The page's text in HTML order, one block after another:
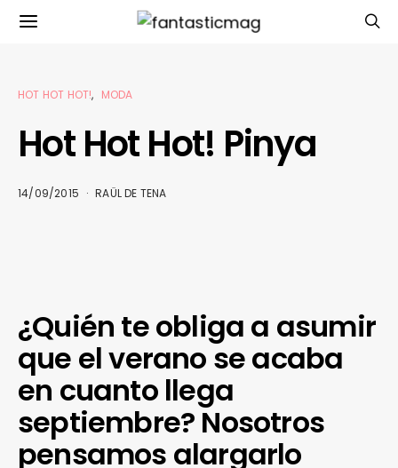
HOT HOT HOT! MODA
Hot Hot Hot! Pinya
14/09/2015 RAÜL DE TENA
¿Quién te obliga a asumir
que el verano se acaba
en cuanto llega
septiembre? Nosotros
pensamos alargarlo